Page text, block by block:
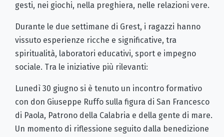
gesti, nei giochi, nella preghiera, nelle relazioni vere.
Durante le due settimane di Grest, i ragazzi hanno
vissuto esperienze ricche e significative, tra
spiritualità, laboratori educativi, sport e impegno
sociale. Tra le iniziative più rilevanti:
Lunedì 30 giugno si è tenuto un incontro formativo
con don Giuseppe Ruffo sulla figura di San Francesco
di Paola, Patrono della Calabria e della gente di mare.
Un momento di riflessione seguito dalla benedizione